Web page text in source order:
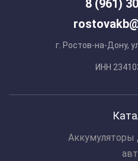
8 (961)
г. Ростов-на-Дону,
ИНН
Аккумуляторы